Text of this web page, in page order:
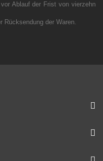
Ablauf der Frist von vierzehn
Rücksendung der Waren.